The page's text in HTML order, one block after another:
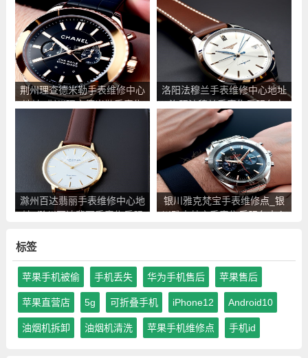
务点查询
荆州理查德米勒手表维修中心
地址_荆州理查德米勒手表售
后服务点查询
洛阳法穆兰手表维修中心地址
_洛阳法穆兰手表售后服务点
查询
滁州百达翡丽手表维修中心地
址_滁州百达翡丽手表售后服
银川雅克梵宝手表维修点_银
川雅克梵宝手表售后服务中心
标签
苹果手机被偷 手机丢失 华为手机售后 苹果售后
苹果直营店 5g 可折叠手机 iPhone12 Android10
油烟机拆卸 油烟机清洗 苹果手机维修点 手机id